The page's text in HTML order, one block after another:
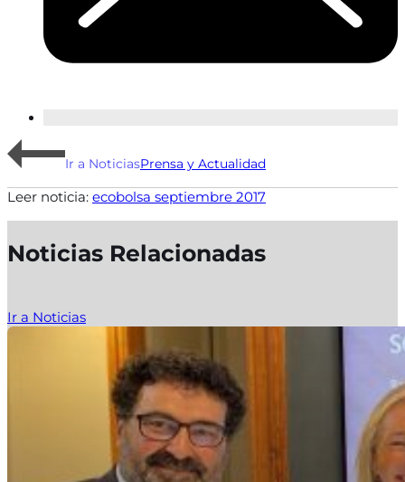
Ir a NoticiasPrensa y Actualidad
Leer noticia: ecobolsa septiembre 2017
Noticias Relacionadas
Ir a Noticias